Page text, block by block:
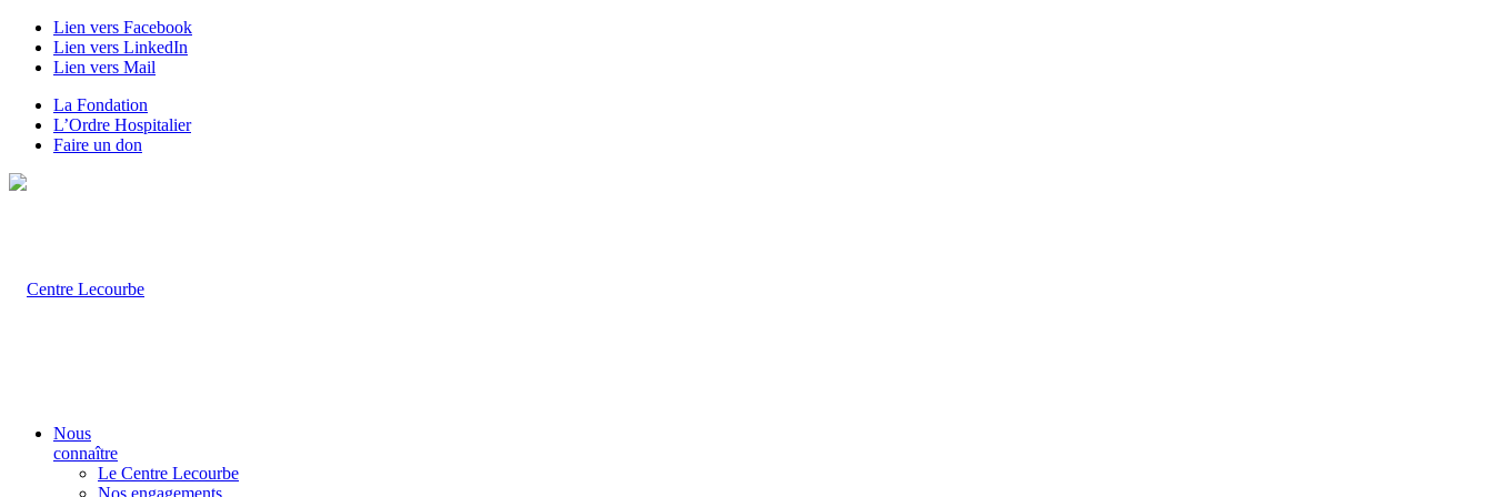
Lien vers Facebook
Lien vers LinkedIn
Lien vers Mail
La Fondation
L’Ordre Hospitalier
Faire un don
Nous
connaître
Le Centre Lecourbe
Nos engagements